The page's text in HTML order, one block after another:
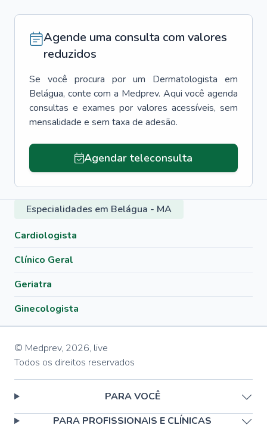
Agende uma consulta com valores
reduzidos
Se você procura por um Dermatologista em
Belágua, conte com a Medprev. Aqui você agenda
consultas e exames por valores acessíveis, sem
mensalidade e sem taxa de adesão.
Agendar teleconsulta
Especialidades em Belágua - MA
Cardiologista
Clínico Geral
Geriatra
Ginecologista
© Medprev, 2026, live
Todos os direitos reservados
PARA VOCÊ
PARA PROFISSIONAIS E CLÍNICAS